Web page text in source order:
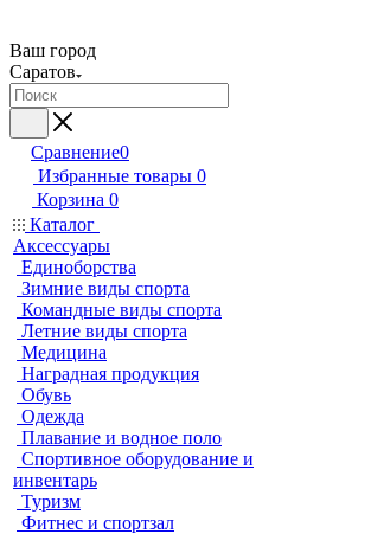
Ваш город
Саратов
Сравнение0
Избранные товары 0
Корзина 0
Каталог
Аксессуары
Единоборства
Зимние виды спорта
Командные виды спорта
Летние виды спорта
Медицина
Наградная продукция
Обувь
Одежда
Плавание и водное поло
Спортивное оборудование и
инвентарь
Туризм
Фитнес и спортзал